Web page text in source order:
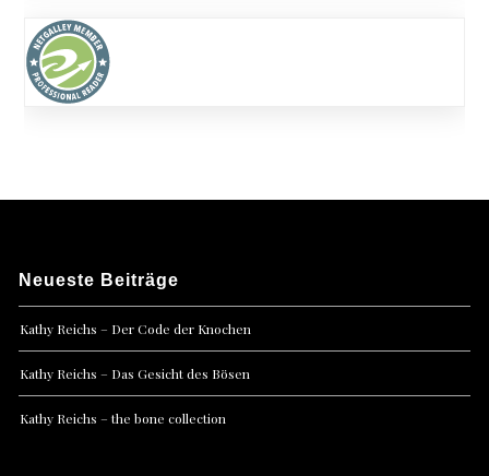
Neueste Beiträge
Kathy Reichs – Der Code der Knochen
Kathy Reichs – Das Gesicht des Bösen
Kathy Reichs – the bone collection